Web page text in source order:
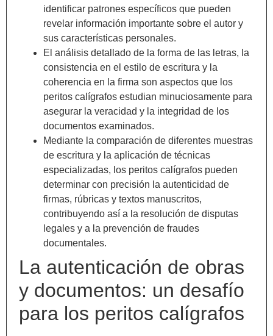
identificar patrones específicos que pueden
revelar información importante sobre el autor y
sus características personales.
El análisis detallado de la forma de las letras, la
consistencia en el estilo de escritura y la
coherencia en la firma son aspectos que los
peritos calígrafos estudian minuciosamente para
asegurar la veracidad y la integridad de los
documentos examinados.
Mediante la comparación de diferentes muestras
de escritura y la aplicación de técnicas
especializadas, los peritos calígrafos pueden
determinar con precisión la autenticidad de
firmas, rúbricas y textos manuscritos,
contribuyendo así a la resolución de disputas
legales y a la prevención de fraudes
documentales.
La autenticación de obras
y documentos: un desafío
para los peritos calígrafos